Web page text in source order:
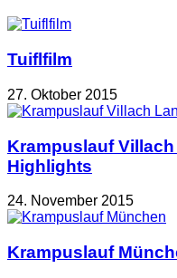
Tuiflfilm
27. Oktober 2015
Krampuslauf
Highlights
24. November 2015
Krampuslauf